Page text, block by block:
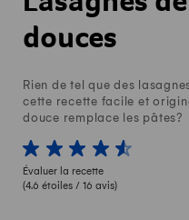
douces
Rien de tel que des
cette recette facile et
douce remplace les pâtes?
1 von 5 étoiles
2 von 5 étoiles
3 von 5 étoiles
4 von 5 étoiles
5 von 5 étoiles
Évaluer la recette
(4.6 étoiles / 16 avis)